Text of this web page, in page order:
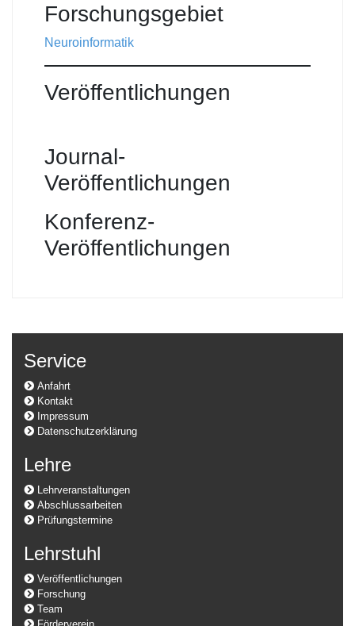
Forschungsgebiet
Neuroinformatik
Veröffentlichungen
Journal-
Veröffentlichungen
Konferenz-
Veröffentlichungen
Service
Anfahrt
Kontakt
Impressum
Datenschutzerklärung
Lehre
Lehrveranstaltungen
Abschlussarbeiten
Prüfungstermine
Lehrstuhl
Veröffentlichungen
Forschung
Team